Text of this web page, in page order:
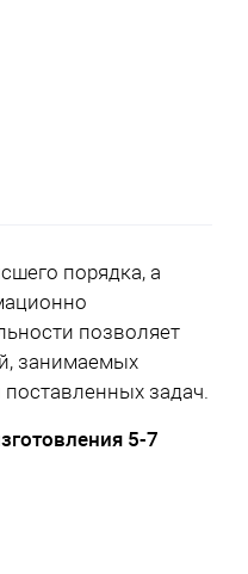
порядка, а
позволяет
занимаемых
задач.
5-7